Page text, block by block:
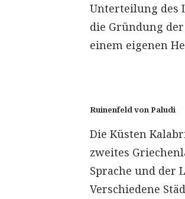
Unterteilung des
die Gründung
einem eigenen
Ruinenfeld von Paludi
Die Küsten
zweites
Sprache und der
Verschiedene